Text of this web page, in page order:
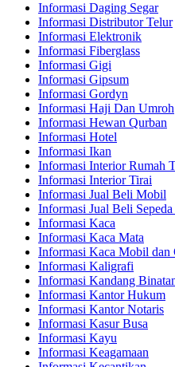
Informasi Daging Segar
Informasi Distributor Telur
Informasi Elektronik
Informasi Fiberglass
Informasi Gigi
Informasi Gipsum
Informasi Gordyn
Informasi Haji Dan Umroh
Informasi Hewan Qurban
Informasi Hotel
Informasi Ikan
Informasi Interior Rumah
Informasi Interior Tirai
Informasi Jual Beli Mobil
Informasi Jual Beli
Informasi Kaca
Informasi Kaca Mata
Informasi Kaca Mobil dan
Informasi Kaligrafi
Informasi Kandang
Informasi Kantor Hukum
Informasi Kantor Notaris
Informasi Kasur Busa
Informasi Kayu
Informasi Keagamaan